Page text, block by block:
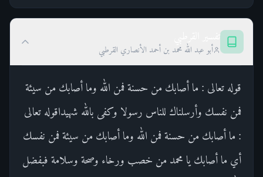
أبو عبد الله محمد بن أحمد الأنصاري القرطبي
قوله تعالى : ما أصابك من حسنة فمن الله وما أصابك من سيئة
فمن نفسك وأرسلناك للناس رسولا وكفى بالله شهيداقوله تعالى
: ما أصابك من حسنة فمن الله وما أصابك من سيئة فمن نفسك
أي ما أصابك يا محمد من خصب ورخاء وصحة وسلامة فبفضل